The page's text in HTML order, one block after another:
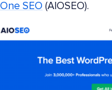
One SEO (AIOSEO).